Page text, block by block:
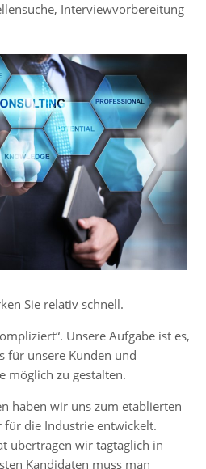
Interviewvorbereitung
Sie relativ schnell.
Unsere Aufgabe ist es,
für unsere Kunden und
möglich zu gestalten.
haben wir uns zum etablierten
für die Industrie entwickelt.
übertragen wir tagtäglich in
Kandidaten muss man